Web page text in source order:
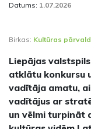
Datums: 1.07.2026
Birkas: Kultūras
Liepājas
atklātu konkursu
vadītāja amatu,
vadītājus ar
un vēlmi turpināt